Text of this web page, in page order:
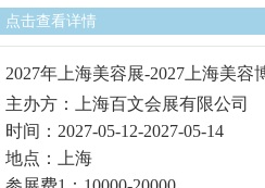
点击查看详情
2027年上海美容展-2027上海美容
主办方：上海百文会展有限公司
时间：2027-05-12-2027-05-14
地点：上海